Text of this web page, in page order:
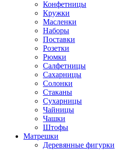
Конфетницы
Кружки
Масленки
Наборы
Поставки
Розетки
Рюмки
Салфетницы
Сахарницы
Солонки
Стаканы
Сухарницы
Чайницы
Чашки
Штофы
Матрешки
Деревянные фигурки